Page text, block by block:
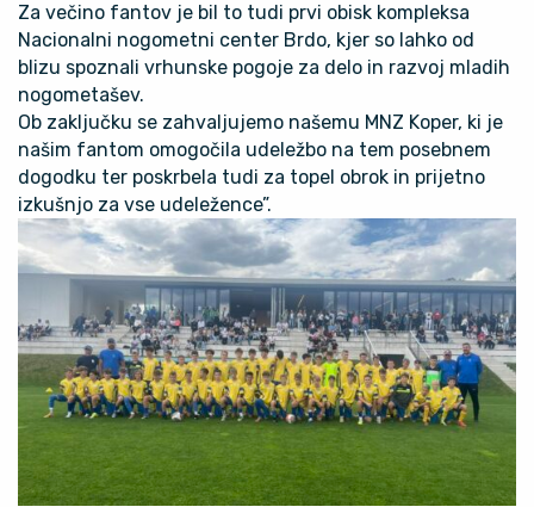
Za večino fantov je bil to tudi prvi obisk kompleksa
Nacionalni nogometni center Brdo, kjer so lahko od
blizu spoznali vrhunske pogoje za delo in razvoj mladih
nogometašev.
Ob zaključku se zahvaljujemo našemu MNZ Koper, ki je
našim fantom omogočila udeležbo na tem posebnem
dogodku ter poskrbela tudi za topel obrok in prijetno
izkušnjo za vse udeležence”.